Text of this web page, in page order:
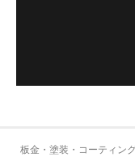
板金・塗装・コーティン